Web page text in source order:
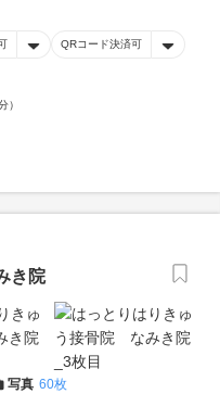
QRコード決済可
）
き院
写真 60枚